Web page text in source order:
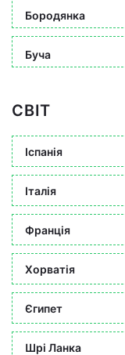
Бородянка
Буча
СВІТ
Іспанія
Італія
Франція
Хорватія
Єгипет
Шрі Ланка